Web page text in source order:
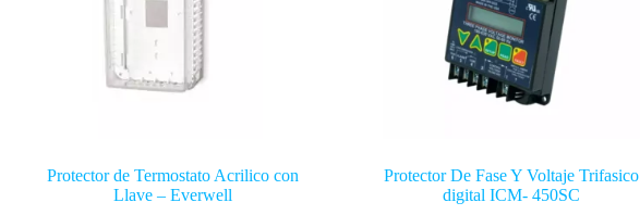
Protector de Termostato Acrilico con
Llave – Everwell
Protector De Fase Y Voltaje Trifasico
digital ICM- 450SC